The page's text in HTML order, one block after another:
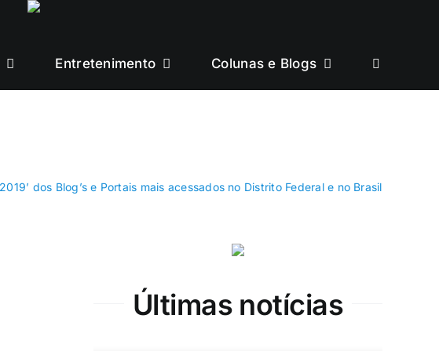
Entretenimento Colunas e Blogs
dos Blog’s e Portais mais acessados no Distrito Federal e no Brasil
Últimas notícias